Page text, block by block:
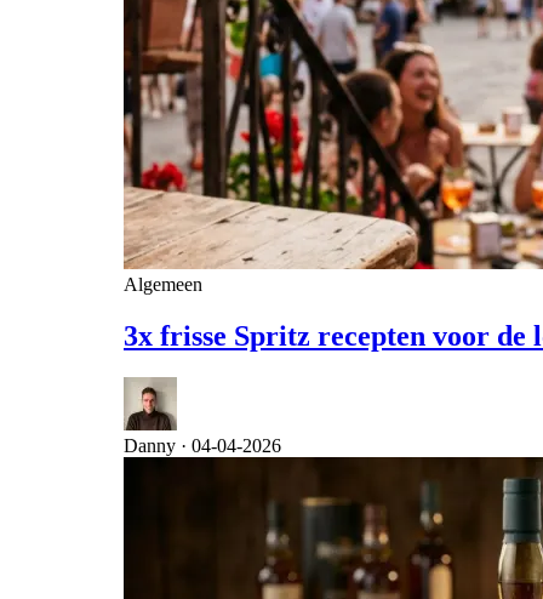
Algemeen
3x frisse Spritz recepten voor
Danny · 04-04-2026